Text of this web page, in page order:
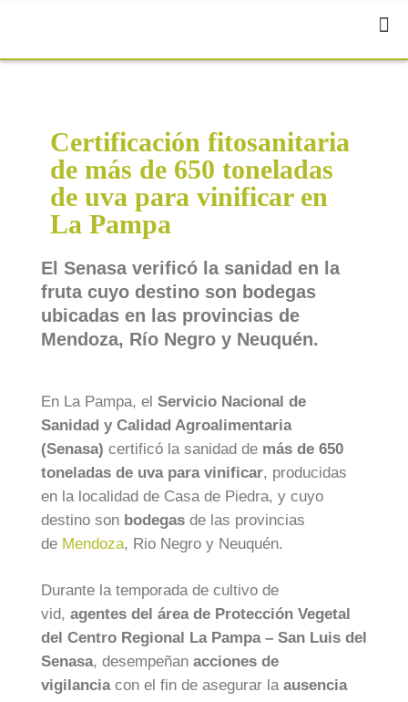
Certificación fitosanitaria
de más de 650 toneladas
de uva para vinificar en
La Pampa
El Senasa verificó la sanidad en la
fruta cuyo destino son bodegas
ubicadas en las provincias de
Mendoza, Río Negro y Neuquén.
En La Pampa, el Servicio Nacional de
Sanidad y Calidad Agroalimentaria
(Senasa) certificó la sanidad de más de 650
toneladas de uva para vinificar, producidas
en la localidad de Casa de Piedra, y cuyo
destino son bodegas de las provincias
de Mendoza, Rio Negro y Neuquén.
Durante la temporada de cultivo de
vid, agentes del área de Protección Vegetal
del Centro Regional La Pampa – San Luis del
Senasa, desempeñan acciones de
vigilanciacon el fin de asegurar la ausencia